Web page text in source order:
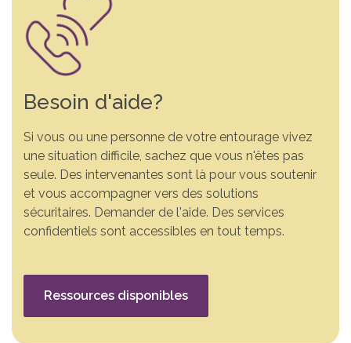
Besoin d'aide?
Si vous ou une personne de votre entourage vivez
une situation difficile, sachez que vous n'êtes pas
seule. Des intervenantes sont là pour vous soutenir
et vous accompagner vers des solutions
sécuritaires. Demander de l'aide. Des services
confidentiels sont accessibles en tout temps.
Ressources disponibles